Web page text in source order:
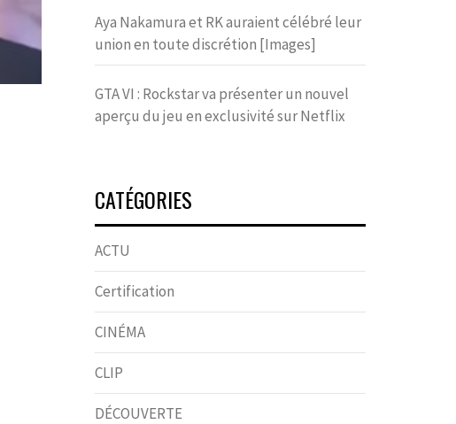
Aya Nakamura et RK auraient célébré leur
union en toute discrétion [Images]
GTA VI : Rockstar va présenter un nouvel
aperçu du jeu en exclusivité sur Netflix
CATÉGORIES
ACTU
Certification
CINÉMA
CLIP
DÉCOUVERTE